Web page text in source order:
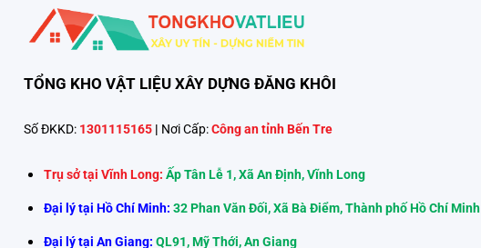
TỔNG KHO VẬT LIỆU XÂY DỰNG ĐĂNG KHÔI
Số ĐKKD: 1301115165 | Nơi Cấp: Công an tỉnh Bến Tre
Trụ sở tại Vĩnh Long: Ấp Tân Lễ 1, Xã An Định, Vĩnh Long
Đại lý tại Hồ Chí Minh: 32 Phan Văn Đối, Xã Bà Điểm, Thành phố Hồ Chí Minh
Đại lý tại An Giang: QL91, Mỹ Thới, An Giang